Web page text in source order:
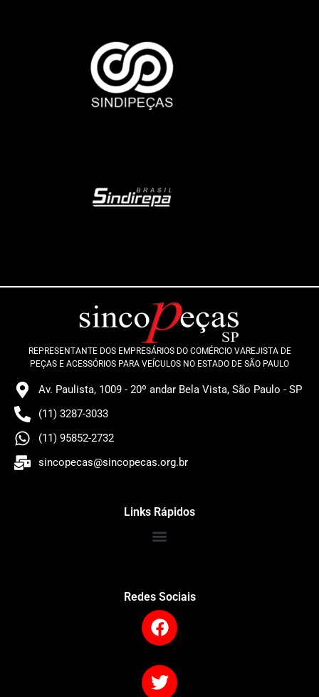
REPRESENTANTE DOS EMPRESÁRIOS DO COMÉRCIO VAREJISTA DE
PEÇAS E ACESSÓRIOS PARA VEÍCULOS NO ESTADO DE SÃO PAULO
Av. Paulista, 1009 - 20º andar Bela Vista, São Paulo - SP
(11) 3287-3033
(11) 95852-2732
sincopecas@sincopecas.org.br
Links Rápidos
Redes Sociais